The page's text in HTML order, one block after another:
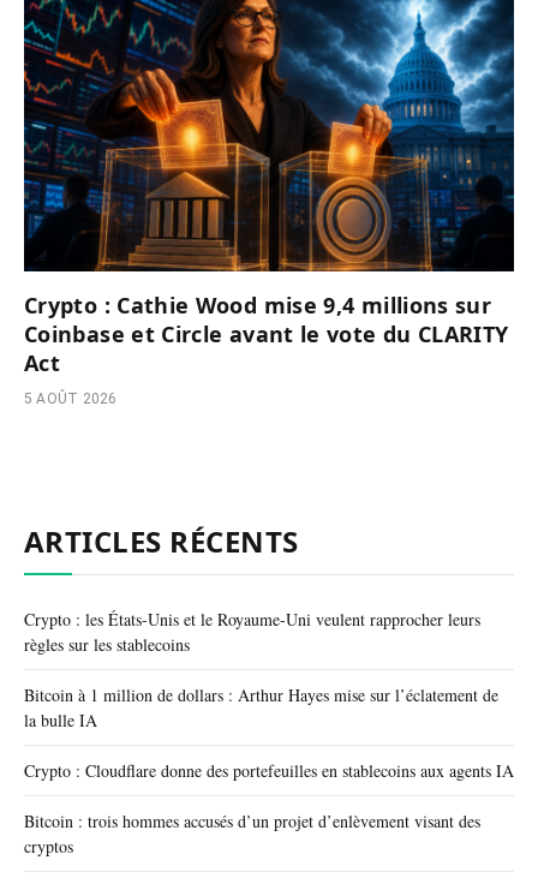
Crypto : Cathie Wood mise 9,4 millions sur
Coinbase et Circle avant le vote du CLARITY
Act
5 AOÛT 2026
ARTICLES RÉCENTS
Crypto : les États-Unis et le Royaume-Uni veulent rapprocher leurs
règles sur les stablecoins
Bitcoin à 1 million de dollars : Arthur Hayes mise sur l’éclatement de
la bulle IA
Crypto : Cloudflare donne des portefeuilles en stablecoins aux agents IA
Bitcoin : trois hommes accusés d’un projet d’enlèvement visant des
cryptos